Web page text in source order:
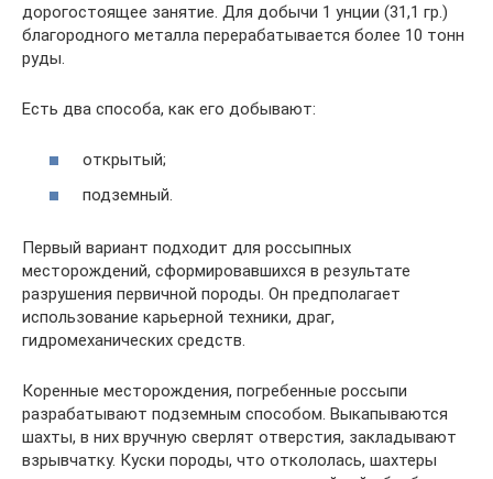
дорогостоящее занятие. Для добычи 1 унции (31,1 гр.)
благородного металла перерабатывается более 10 тонн
руды.
Есть два способа, как его добывают:
открытый;
подземный.
Первый вариант подходит для россыпных
месторождений, сформировавшихся в результате
разрушения первичной породы. Он предполагает
использование карьерной техники, драг,
гидромеханических средств.
Коренные месторождения, погребенные россыпи
разрабатывают подземным способом. Выкапываются
шахты, в них вручную сверлят отверстия, закладывают
взрывчатку. Куски породы, что откололась, шахтеры